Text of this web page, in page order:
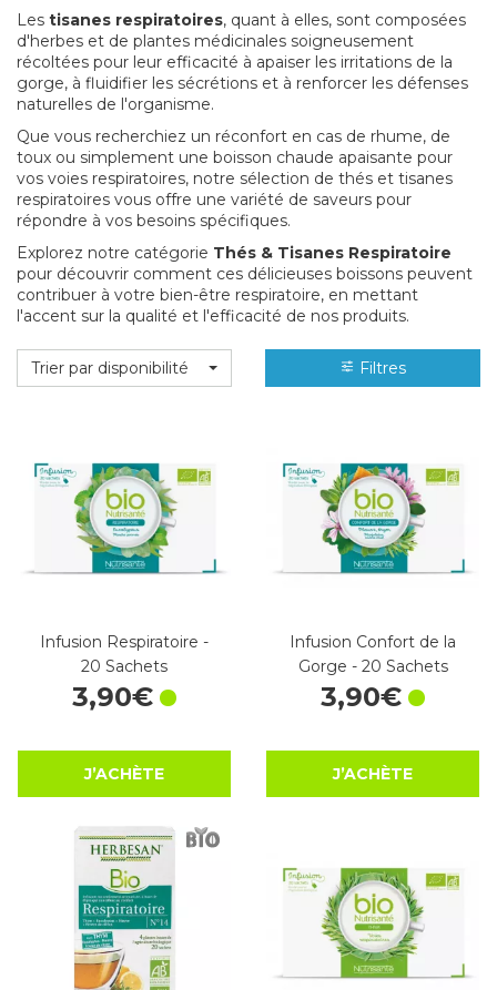
Les tisanes respiratoires, quant à elles, sont composées
d'herbes et de plantes médicinales soigneusement
récoltées pour leur efficacité à apaiser les irritations de la
gorge, à fluidifier les sécrétions et à renforcer les défenses
naturelles de l'organisme.
Que vous recherchiez un réconfort en cas de rhume, de
toux ou simplement une boisson chaude apaisante pour
vos voies respiratoires, notre sélection de thés et tisanes
respiratoires vous offre une variété de saveurs pour
répondre à vos besoins spécifiques.
Explorez notre catégorie Thés & Tisanes Respiratoire
pour découvrir comment ces délicieuses boissons peuvent
contribuer à votre bien-être respiratoire, en mettant
l'accent sur la qualité et l'efficacité de nos produits.
Trier par disponibilité Filtres
Infusion Respiratoire -
20 Sachets
3,90€
J’ACHÈTE
Infusion Confort de la
Gorge - 20 Sachets
3,90€
J’ACHÈTE